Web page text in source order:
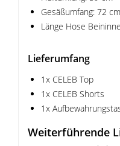
Gesäßumfang: 72 cm
Länge Hose
Lieferumfang
1x CELEB Top
1x CELEB Shorts
1x
Weiterführende